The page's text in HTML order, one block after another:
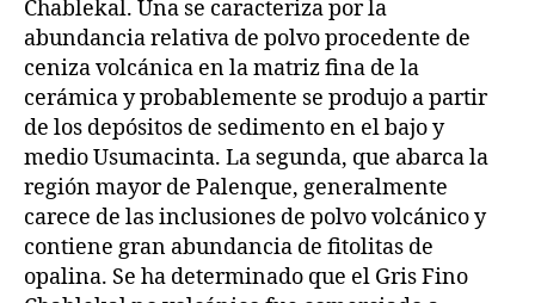
Chablekal. Una se caracteriza por la
abundancia relativa de polvo procedente de
ceniza volcánica en la matriz fina de la
cerámica y probablemente se produjo a partir
de los depósitos de sedimento en el bajo y
medio Usumacinta. La segunda, que abarca la
región mayor de Palenque, generalmente
carece de las inclusiones de polvo volcánico y
contiene gran abundancia de fitolitas de
opalina. Se ha determinado que el Gris Fino